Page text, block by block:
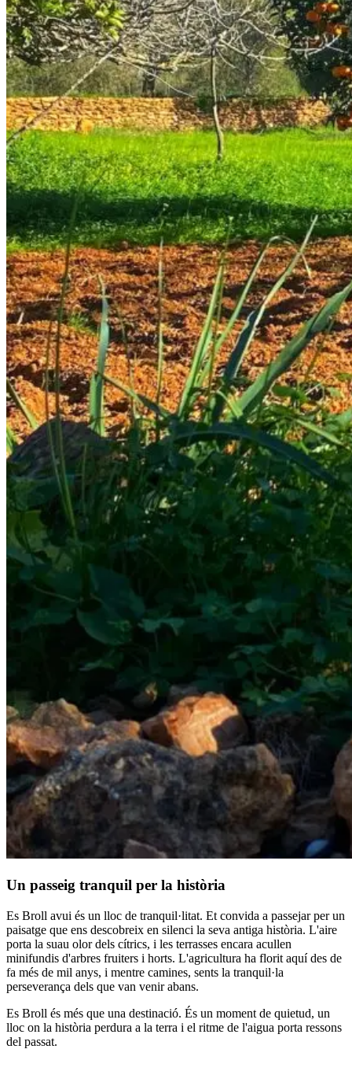
Un passeig tranquil per la història
Es Broll avui és un lloc de tranquil·litat. Et convida a passejar per un
paisatge que ens descobreix en silenci la seva antiga història. L'aire
porta la suau olor dels cítrics, i les terrasses encara acullen
minifundis d'arbres fruiters i horts. L'agricultura ha florit aquí des de
fa més de mil anys, i mentre camines, sents la tranquil·la
perseverança dels que van venir abans.
Es Broll és més que una destinació. És un moment de quietud, un
lloc on la història perdura a la terra i el ritme de l'aigua porta ressons
del passat.